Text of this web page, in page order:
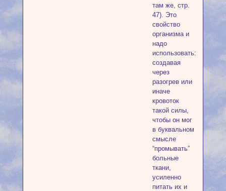
там же, стр.
47). Это
свойство
организма и
надо
использовать:
создавая
через
разогрев или
иначе
кровоток
такой силы,
чтобы он мог
в буквальном
смысле
“промывать”
больные
ткани,
усиленно
питать их и